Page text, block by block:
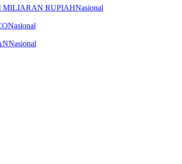
Nasional
Nasional
Nasional